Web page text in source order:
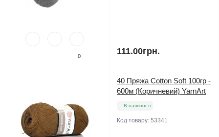
0 111.00грн.
40 Пряжа Cotton Soft 100гр -
600м (Коричневий) YarnArt
В наявності
Код товару: 53341